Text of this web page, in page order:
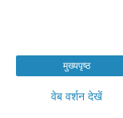
मुख्यपृष्ठ
वेब वर्शन देखें